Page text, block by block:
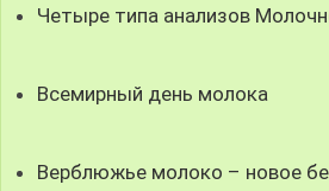
Четыре типа анализов
Всемирный день молока
Верблюжье молоко – новое